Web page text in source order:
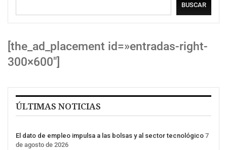
BUSCAR
[the_ad_placement id=»entradas-right-
300×600″]
ÚLTIMAS NOTICIAS
El dato de empleo impulsa a las bolsas y al sector tecnológico 7
de agosto de 2026